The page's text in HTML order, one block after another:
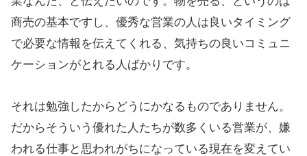
商売の基本ですし、優秀な営業の人は良いタイミング
で必要な情報を伝えてくれる、気持ちの良いコミュニ
ケーションがとれる人ばかりです。
それは勉強したからどうにかなるものでありません。
だからそういう優れた人たちが数多くいる営業が、嫌
われる仕事と思われがちになっている現在を変えてい